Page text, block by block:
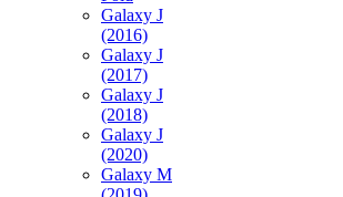
Galaxy J
(2016)
Galaxy J
(2017)
Galaxy J
(2018)
Galaxy J
(2020)
Galaxy M